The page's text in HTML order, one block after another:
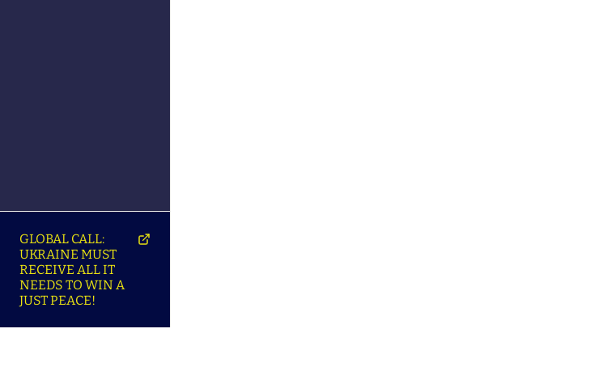
GLOBAL CALL:
UKRAINE MUST
RECEIVE ALL IT
NEEDS TO WIN A
JUST PEACE!